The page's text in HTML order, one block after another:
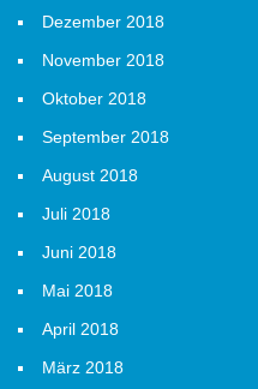
Dezember 2018
November 2018
Oktober 2018
September 2018
August 2018
Juli 2018
Juni 2018
Mai 2018
April 2018
März 2018